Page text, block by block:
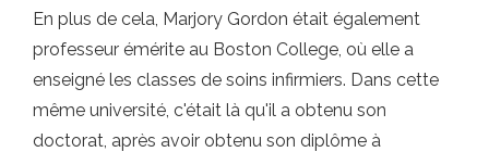
En plus de cela, Marjory Gordon était également
professeur émérite au Boston College, où elle a
enseigné les classes de soins infirmiers. Dans cette
même université, c'était là qu'il a obtenu son
doctorat, après avoir obtenu son diplôme à